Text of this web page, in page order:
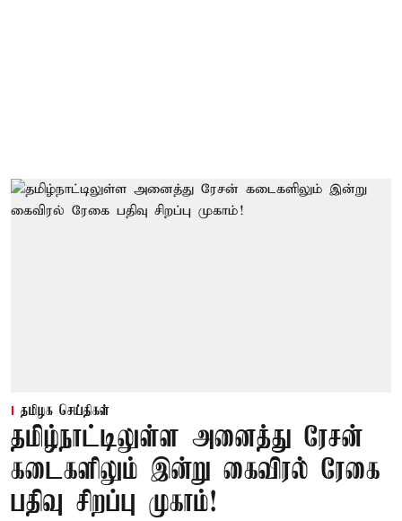
தமிழக செய்திகள்
தமிழ்நாட்டிலுள்ள அனைத்து ரேசன்
கடைகளிலும் இன்று கைவிரல் ரேகை
பதிவு சிறப்பு முகாம்!